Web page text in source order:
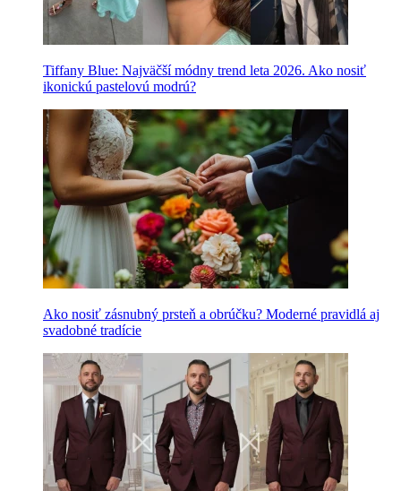
Tiffany Blue: Najväčší módny trend leta 2026. Ako nosiť
ikonickú pastelovú modrú?
Ako nosiť zásnubný prsteň a obrúčku? Moderné pravidlá aj
svadobné tradície